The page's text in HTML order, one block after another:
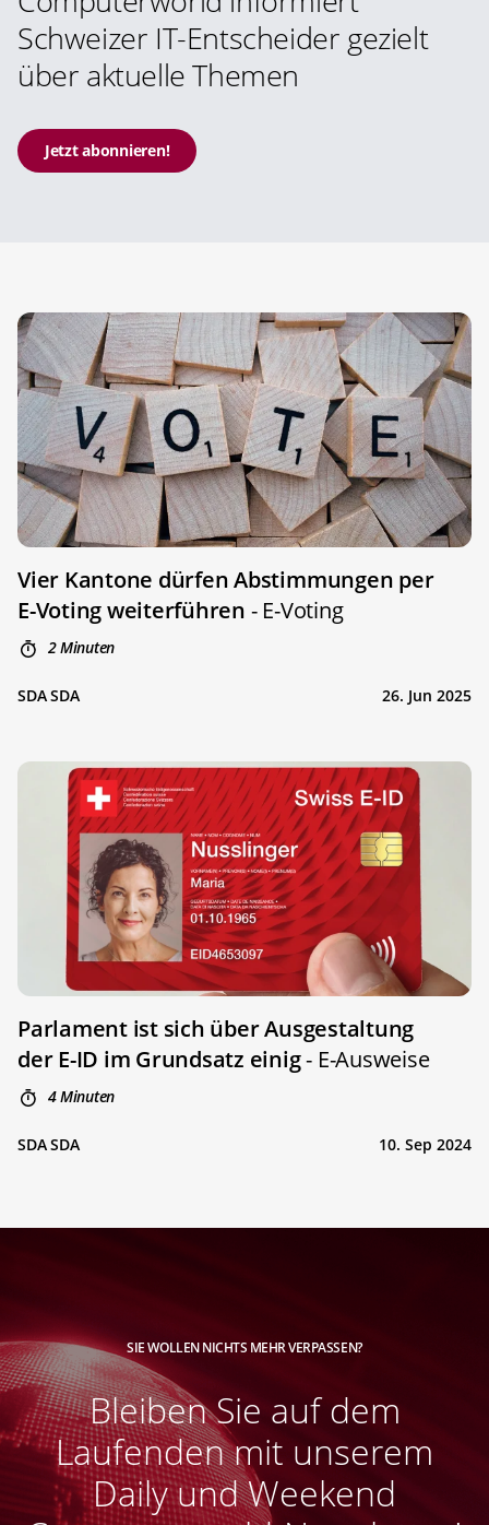
Schweizer IT-Entscheider gezielt
über aktuelle Themen
Jetzt abonnieren!
Vier Kantone dürfen Abstimmungen per
E-Voting weiterführen - E-Voting
2 Minuten
SDA SDA 26. Jun 2025
Parlament ist sich über Ausgestaltung
der E-ID im Grundsatz einig- E-Ausweise
4 Minuten
SDA SDA 10. Sep 2024
SIE WOLLEN NICHTS MEHR VERPASSEN?
Bleiben Sie auf dem
Laufenden mit unserem
Daily und Weekend